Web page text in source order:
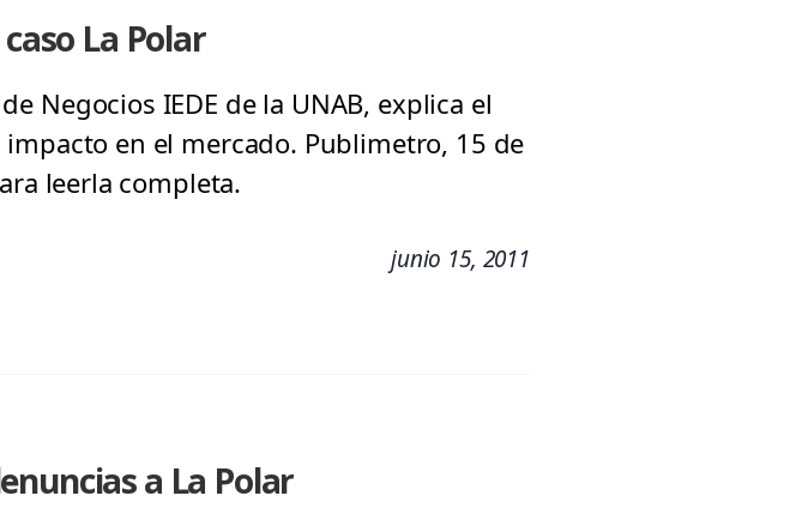
La Polar
Negocios IEDE de la UNAB, explica el
en el mercado. Publimetro, 15 de
leerla completa.
junio 15, 2011
a La Polar